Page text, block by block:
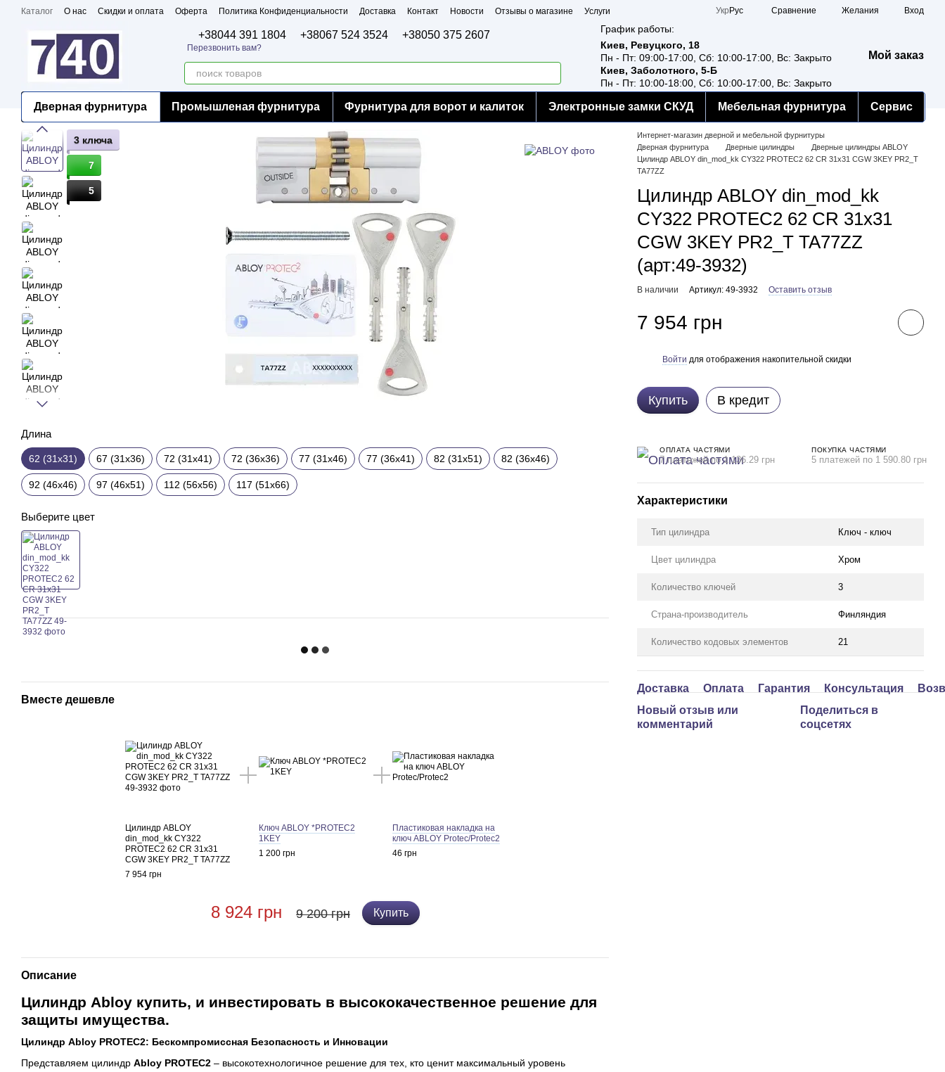
Перейти к основному контенту
Каталог О нас Скидки и оплата Оферта Политика Конфиденциальности Доставка Контакт Новости Отзывы о магазине
Услуги
Укр Рус Сравнение Желания Вход
+38044 391 1804 +38067 524 3524 +38050 375 2607
Перезвонить вам?
График работы:
Киев, Ревуцкого, 18
Пн - Пт: 09:00-17:00, Сб: 10:00-17:00, Вс: Закрыто
Киев, Заболотного, 5-Б
Пн - Пт: 10:00-18:00, Сб: 10:00-17:00, Вс: Закрыто
Мой заказ
Дверная фурнитура Промышленая фурнитура Фурнитура для ворот и калиток Электронные замки СКУД Мебельная фурнитура Сервис
3 ключа
7
5
Длина
62 (31x31) 67 (31x36) 72 (31x41) 72 (36x36) 77 (31x46) 77 (36x41) 82 (31x51) 82 (36x46)
92 (46x46) 97 (46x51) 112 (56x56) 117 (51x66)
Выберите цвет
Вместе дешевле
Цилиндр ABLOY
din_mod_kk CY322
PROTEC2 62 CR 31x31
CGW 3KEY PR2_T TA77ZZ
7 954 грн
Ключ ABLOY *PROTEC2
1KEY
1 200 грн
Пластиковая накладка на
ключ ABLOY Protec/Protec2
46 грн
8 924 грн 9 200 грн Купить
Описание
Цилиндр Abloy купить, и инвестировать в высококачественное решение для
защиты имущества.
Цилиндр Abloy PROTEC2: Бескомпромиссная Безопасность и Инновации
Представляем цилиндр Abloy PROTEC2 – высокотехнологичное решение для тех, кто ценит максимальный уровень
Интернет-магазин дверной и мебельной фурнитуры
Дверная фурнитура
Дверные цилиндры
Дверные цилиндры ABLOY
Цилиндр ABLOY din_mod_kk CY322 PROTEC2 62 CR 31x31 CGW 3KEY PR2_T
TA77ZZ
Цилиндр ABLOY din_mod_kk
CY322 PROTEC2 62 CR 31x31
CGW 3KEY PR2_T TA77ZZ
(арт:49-3932)
В наличии Артикул: 49-3932 Оставить отзыв
7 954 грн
Войти для отображения накопительной скидки
Купить В кредит
ОПЛАТА ЧАСТЯМИ
7 платежей по 1 136.29 грн
ПОКУПКА ЧАСТЯМИ
5 платежей по 1 590.80 грн
Характеристики
Тип цилиндра Ключ - ключ
Цвет цилиндра Хром
Количество ключей 3
Страна-производитель Финляндия
Количество кодовых элементов 21
Доставка Оплата Гарантия Консультация
Новый отзыв или
комментарий
Поделиться в
соцсетях